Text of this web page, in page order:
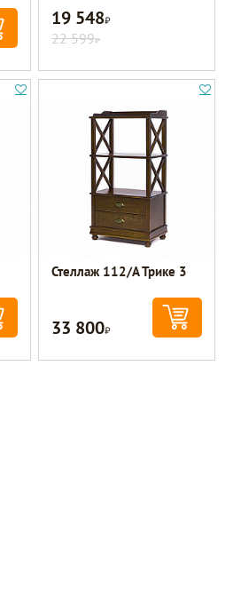
19 548Р
22 599Р
Стеллаж 112/А Трике 3
33 800Р